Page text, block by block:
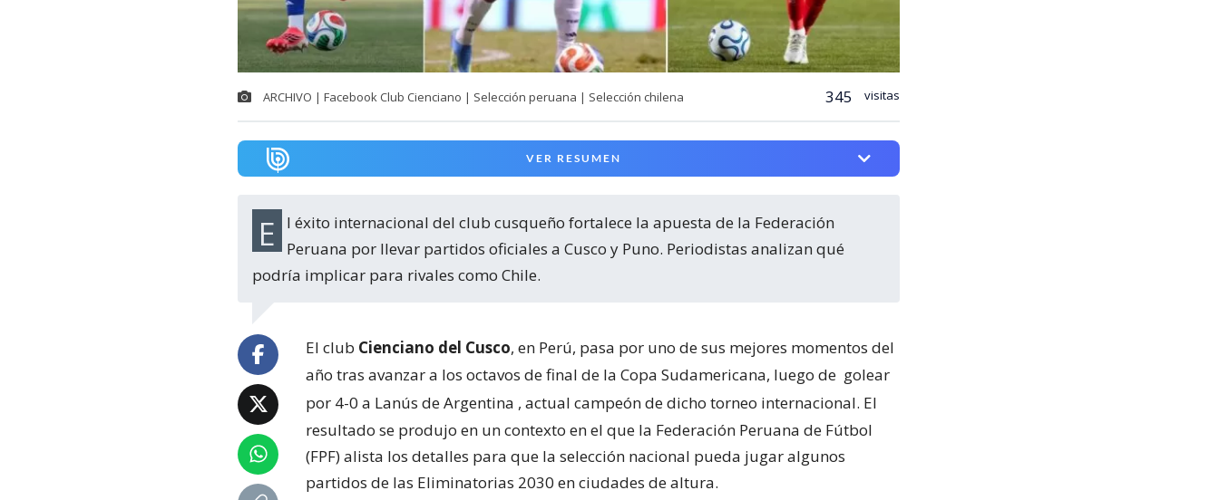
ARCHIVO | Facebook Club Cienciano | Selección peruana | Selección chilena 345 visitas
VER RESUMEN
El éxito internacional del club cusqueño fortalece la apuesta de la Federación
Peruana por llevar partidos oficiales a Cusco y Puno. Periodistas analizan qué
podría implicar para rivales como Chile.
El club Cienciano del Cusco, en Perú, pasa por uno de sus mejores momentos del
año tras avanzar a los octavos de final de la Copa Sudamericana, luego de golear
por 4-0 a Lanús de Argentina , actual campeón de dicho torneo internacional. El
resultado se produjo en un contexto en el que la Federación Peruana de Fútbol
(FPF) alista los detalles para que la selección nacional pueda jugar algunos
partidos de las Eliminatorias 2030 en ciudades de altura.